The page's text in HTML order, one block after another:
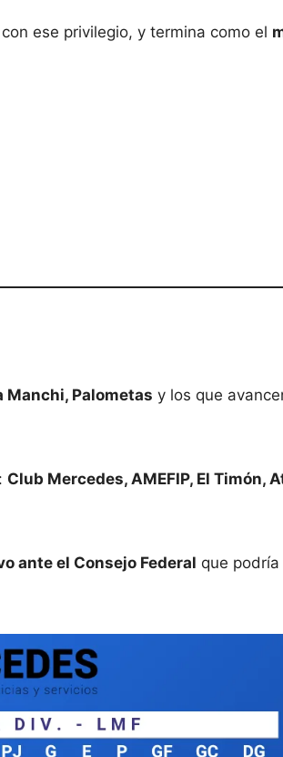
ese privilegio, y termina como el
Manchi, Palometas y los que
Club Mercedes, AMEFIP, El Timón,
ante el Consejo Federal que podría